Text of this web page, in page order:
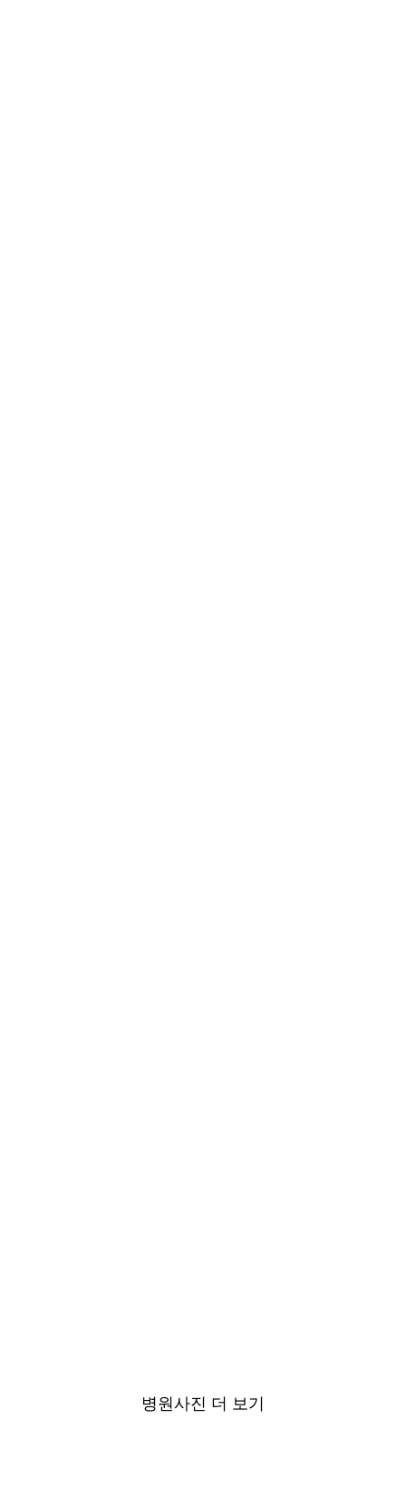
병원사진 더 보기